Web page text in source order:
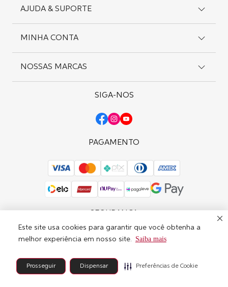
Este site usa cookies para garantir que você obtenha a
melhor experiência em nosso site.
Saiba mais
Prosseguir Dispensar Preferências de Cookie
Cadastro
Preferências de Cookies
AJUDA & SUPORTE
Entregas
Pagamentos
Trocas e Devoluções
MINHA CONTA
Meus Endereços
NOSSAS MARCAS
Sebastian Professional
SIGA-NOS
PAGAMENTO
SEGURANÇA
Castro, 4800 - Jardim Panorama do Oeste, São Paulo - SP, 05679-010 |
(11) 2108-4463.